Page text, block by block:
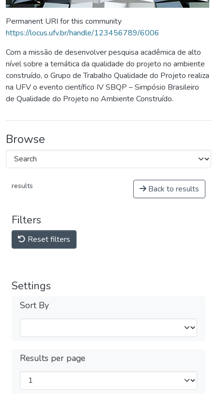
Permanent URI for this community
https://locus.ufv.br/handle/123456789/6006
Com a missão de desenvolver pesquisa acadêmica de alto
nível sobre a temática da qualidade do projeto no ambiente
construído, o Grupo de Trabalho Qualidade do Projeto realiza
na UFV o evento científico IV SBQP – Simpósio Brasileiro
de Qualidade do Projeto no Ambiente Construído.
Browse
results Back to results
Filters
Reset filters
Settings
Sort By
Results per page